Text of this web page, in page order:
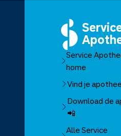
Service
home
Vind je
Download de
📲
Alle Service